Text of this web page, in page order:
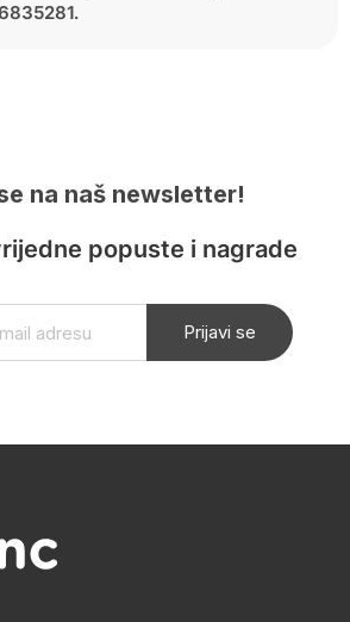
na naš newsletter!
popuste i nagrade
Prijavi se